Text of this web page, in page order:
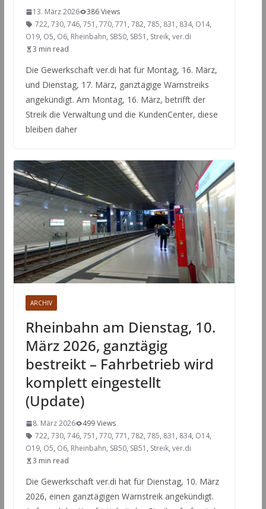
13. März 2026
386 Views
722, 730, 746, 751 , 770, 771 , 782, 785, 831 , 834, O14,
O19, O5, O6, Rheinbahn, SB50, SB51 , Streik, ver.di
3 min read
Die Gewerkschaft ver.di hat für Montag, 16. März,
und Dienstag, 17. März, ganztägige Warnstreiks
angekündigt. Am Montag, 16. März, betrifft der
Streik die Verwaltung und die KundenCenter, diese
bleiben daher
ARCHIV
Rheinbahn am Dienstag, 10.
März 2026, ganztägig
bestreikt – Fahrbetrieb wird
komplett eingestellt
(Update)
8. März 2026
499 Views
722, 730, 746, 751 , 770, 771 , 782, 785, 831 , 834, O14,
O19, O5, O6, Rheinbahn, SB50, SB51 , Streik, ver.di
3 min read
Die Gewerkschaft ver.di hat für Dienstag, 10. März
2026, einen ganztägigen Warnstreik angekündigt.